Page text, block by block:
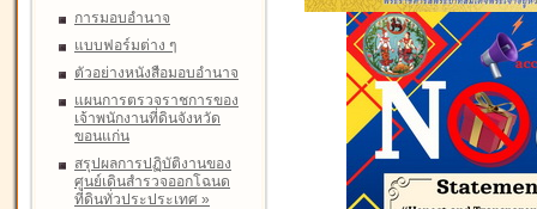
การมอบอำนาจ
แบบฟอร์มต่าง ๆ
ตัวอย่างหนังสือมอบอำนาจ
แผนการตรวจราชการของ
เจ้าพนักงานที่ดินจังหวัด
ขอนแก่น
สรุปผลการปฏิบัติงานของ
ศูนย์เดินสำรวจออกโฉนด
ที่ดินทั่วประประเทศ »